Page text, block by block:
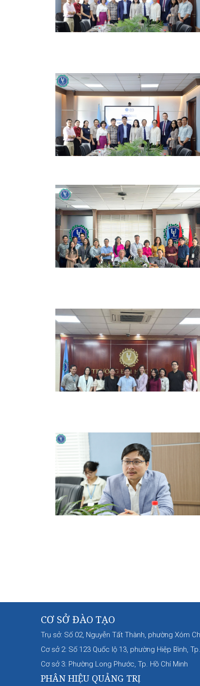
CƠ SỞ ĐÀO TẠO
Trụ sở: Số 02, Nguyễn Tất Thành, phường Xóm
Cơ sở 2: Số 123 Quốc lộ 13, phường Hiệp Bình,
Cơ sở 3: Phường Long Phước, Tp. Hồ Chí Minh
PHÂN HIỆU QUẢNG TRỊ